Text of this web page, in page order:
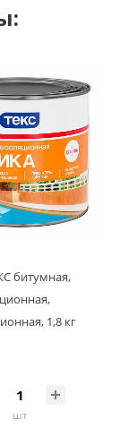
битумная,
1,8 кг
шт